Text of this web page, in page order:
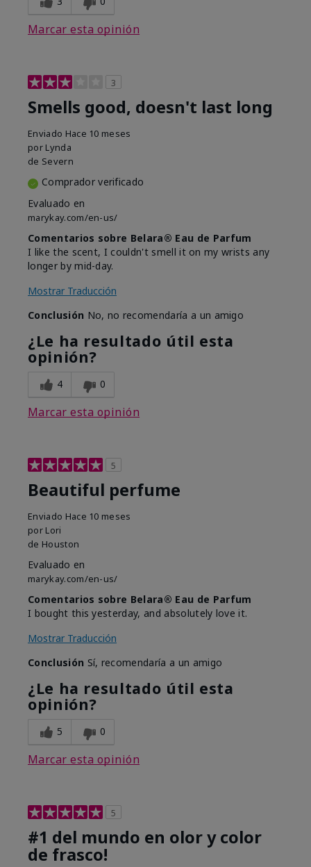
Marcar esta opinión
3
Smells good, doesn't last long
Enviado Hace 10 meses
por Lynda
de Severn
Comprador verificado
Evaluado en
marykay.com/en-us/
Comentarios sobre Belara® Eau de Parfum
I like the scent, I couldn't smell it on my wrists any
longer by mid-day.
Mostrar Traducción
Conclusión No, no recomendaría a un amigo
¿Le ha resultado útil esta
opinión?
4 0
Marcar esta opinión
5
Beautiful perfume
Enviado Hace 10 meses
por Lori
de Houston
Evaluado en
marykay.com/en-us/
Comentarios sobre Belara® Eau de Parfum
I bought this yesterday, and absolutely love it.
Mostrar Traducción
Conclusión Sí, recomendaría a un amigo
¿Le ha resultado útil esta
opinión?
5 0
Marcar esta opinión
5
#1 del mundo en olor y color
de frasco!